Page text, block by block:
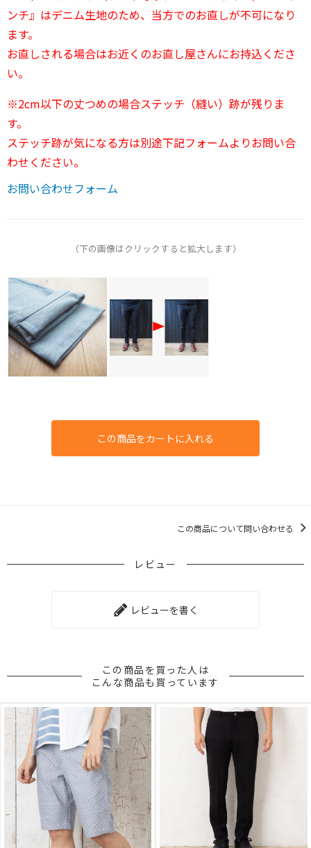
ンチ』はデニム生地のため、当方でのお直しが不可になり
ます。
お直しされる場合はお近くのお直し屋さんにお持込くださ
い。
※2cm以下の丈つめの場合ステッチ（縫い）跡が残りま
す。
ステッチ跡が気になる方は別途下記フォームよりお問い合
わせください。
お問い合わせフォーム
（下の画像はクリックすると拡大します）
この商品をカートに入れる
この商品について問い合わせる
レビュー
レビューを書く
この商品を買った人は
こんな商品も買っています